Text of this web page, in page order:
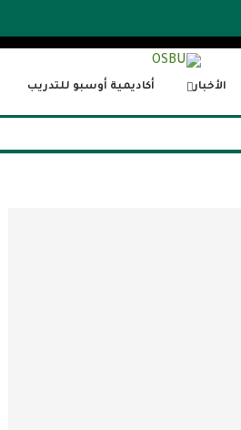
أكاديمية أوسبو للتدريب الأخبار